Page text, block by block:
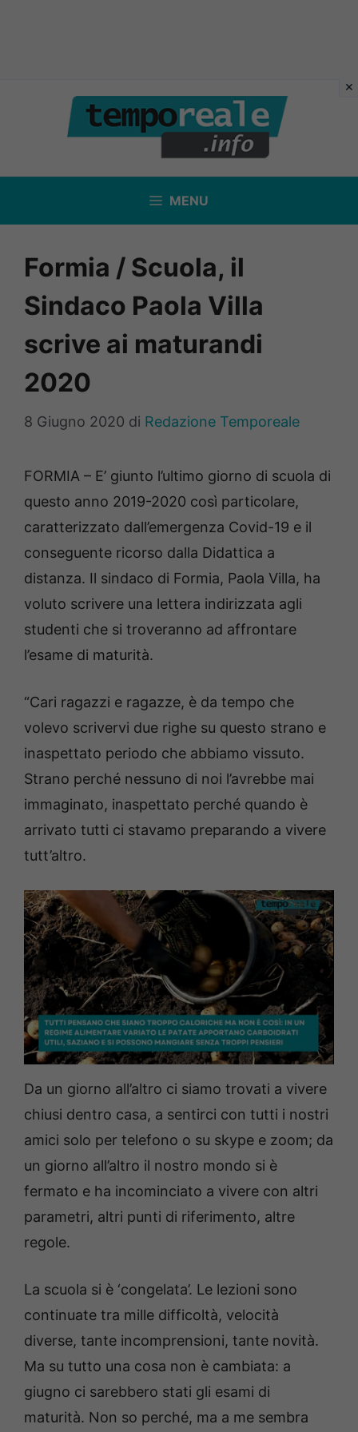
contenuto
MENU
Formia / Scuola, il
Sindaco Paola Villa
scrive ai maturandi
2020
8 Giugno 2020 di Redazione Temporeale
FORMIA – E’ giunto l’ultimo giorno di scuola di
questo anno 2019-2020 così particolare,
caratterizzato dall’emergenza Covid-19 e il
conseguente ricorso dalla Didattica a
distanza. Il sindaco di Formia, Paola Villa, ha
voluto scrivere una lettera indirizzata agli
studenti che si troveranno ad affrontare
l’esame di maturità.
“Cari ragazzi e ragazze, è da tempo che
volevo scrivervi due righe su questo strano e
inaspettato periodo che abbiamo vissuto.
Strano perché nessuno di noi l’avrebbe mai
immaginato, inaspettato perché quando è
arrivato tutti ci stavamo preparando a vivere
tutt’altro.
U
n
t
e
L
o
e
d
5
3
1
Da un giorno all’altro ci siamo trovati a vivere
chiusi dentro casa, a sentirci con tutti i nostri
amici solo per telefono o su skype e zoom; da
un giorno all’altro il nostro mondo si è
fermato e ha incominciato a vivere con altri
parametri, altri punti di riferimento, altre
regole.
La scuola si è ‘congelata’. Le lezioni sono
continuate tra mille difficoltà, velocità
diverse, tante incomprensioni, tante novità.
Ma su tutto una cosa non è cambiata: a
giugno ci sarebbero stati gli esami di
maturità. Non so perché, ma a me sembra